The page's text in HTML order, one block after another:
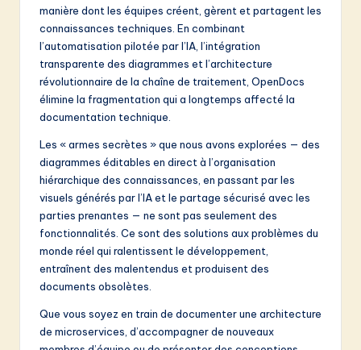
manière dont les équipes créent, gèrent et partagent les
connaissances techniques. En combinant
l’automatisation pilotée par l’IA, l’intégration
transparente des diagrammes et l’architecture
révolutionnaire de la chaîne de traitement, OpenDocs
élimine la fragmentation qui a longtemps affecté la
documentation technique.
Les « armes secrètes » que nous avons explorées — des
diagrammes éditables en direct à l’organisation
hiérarchique des connaissances, en passant par les
visuels générés par l’IA et le partage sécurisé avec les
parties prenantes — ne sont pas seulement des
fonctionnalités. Ce sont des solutions aux problèmes du
monde réel qui ralentissent le développement,
entraînent des malentendus et produisent des
documents obsolètes.
Que vous soyez en train de documenter une architecture
de microservices, d’accompagner de nouveaux